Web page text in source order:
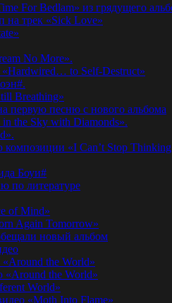
For Bedlam» из грядущего
на трек «Sick Love»
No More».
to Self-Destruct»
Breathing»
первую песню с нового альбома
the Sky with Diamonds».
«I Can’t Stop
Боуи#
по литературе
of Mind»
Again Tomorrow»
новый альбом
the World»
«Around the World»
World»
«Moth Into Flame»